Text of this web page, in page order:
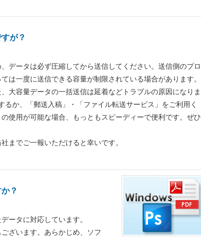
が？
データは必ず圧縮してから送信してください。送信側のプロ
は一度に送信できる容量が制限されている場合があります。
大容量データの一括送信は延着などトラブルの原因になりま
るか、「郵送入稿」・「ファイル転送サービス」をご利用く
使用が可能な場合、もっともスピーディーで便利です。ぜひ
までご一報いただけると幸いです。
？
ータに対応しています。
ざいます。あらかじめ、ソフ